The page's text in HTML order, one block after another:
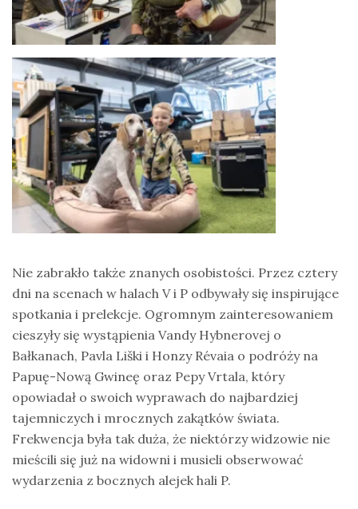
Nie zabrakło także znanych osobistości. Przez cztery
dni na scenach w halach V i P odbywały się inspirujące
spotkania i prelekcje. Ogromnym zainteresowaniem
cieszyły się wystąpienia Vandy Hybnerovej o
Bałkanach, Pavla Liški i Honzy Révaia o podróży na
Papuę-Nową Gwineę oraz Pepy Vrtala, który
opowiadał o swoich wyprawach do najbardziej
tajemniczych i mrocznych zakątków świata.
Frekwencja była tak duża, że niektórzy widzowie nie
mieścili się już na widowni i musieli obserwować
wydarzenia z bocznych alejek hali P.